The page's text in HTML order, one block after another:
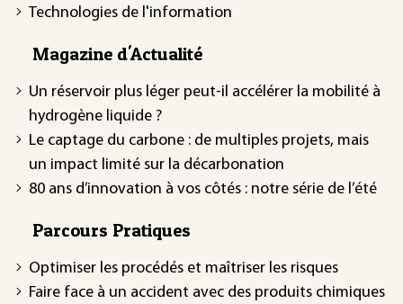
Technologies de l'information
Magazine d'Actualité
Un réservoir plus léger peut-il accélérer la mobilité à
hydrogène liquide ?
Le captage du carbone : de multiples projets, mais
un impact limité sur la décarbonation
80 ans d’innovation à vos côtés : notre série de l’été
Parcours Pratiques
Optimiser les procédés et maîtriser les risques
Faire face à un accident avec des produits chimiques